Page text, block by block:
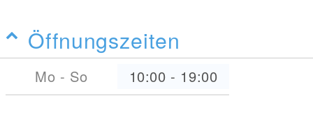
Öffnungszeiten
Mo - So 10:00 - 19:00